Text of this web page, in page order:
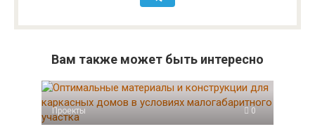
Вам также может быть интересно
Проекты 0